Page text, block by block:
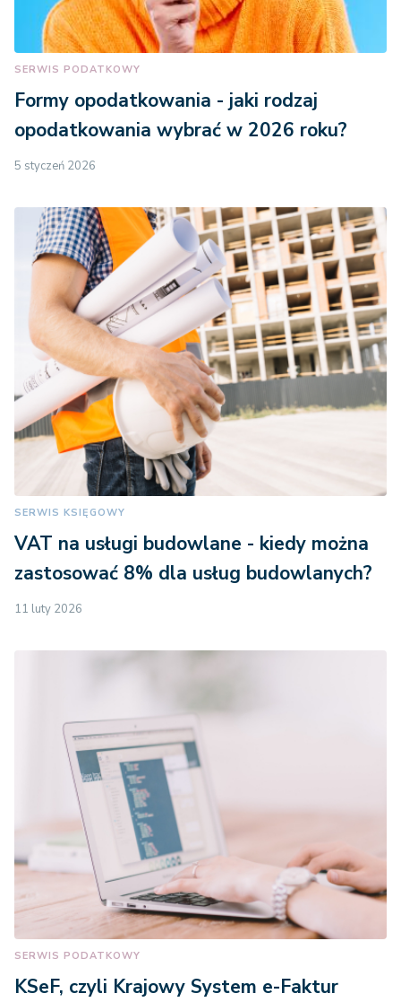
SERWIS PODATKOWY
Formy opodatkowania - jaki rodzaj
opodatkowania wybrać w 2026 roku?
5 styczeń 2026
SERWIS KSIĘGOWY
VAT na usługi budowlane - kiedy można
zastosować 8% dla usług budowlanych?
11 luty 2026
SERWIS PODATKOWY
KSeF, czyli Krajowy System e-Faktur